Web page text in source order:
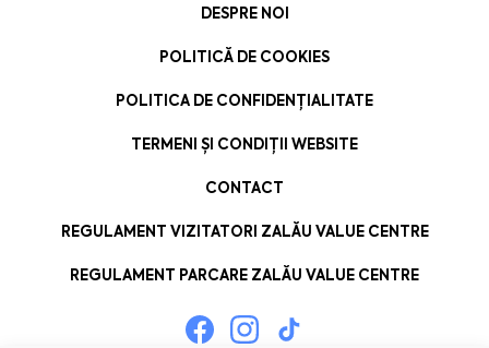
DESPRE NOI
POLITICĂ DE COOKIES
POLITICA DE CONFIDENȚIALITATE
TERMENI ȘI CONDIȚII WEBSITE
CONTACT
REGULAMENT VIZITATORI ZALĂU VALUE CENTRE
REGULAMENT PARCARE ZALĂU VALUE CENTRE